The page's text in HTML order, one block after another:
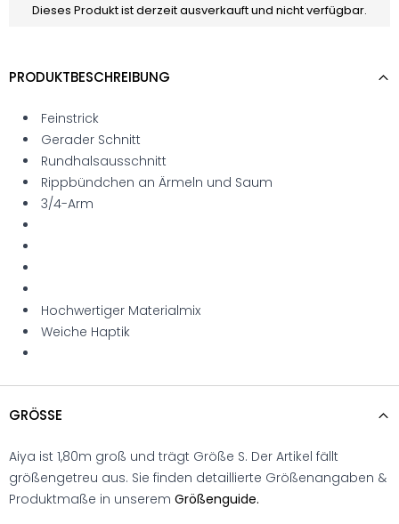
Dieses Produkt ist derzeit ausverkauft und nicht verfügbar.
PRODUKTBESCHREIBUNG
Feinstrick
Gerader Schnitt
Rundhalsausschnitt
Rippbündchen an Ärmeln und Saum
3/4-Arm
Hochwertiger Materialmix
Weiche Haptik
GRÖSSE
Aiya ist 1,80m groß und trägt Größe S. Der Artikel fällt
größengetreu aus. Sie finden detaillierte Größenangaben &
Produktmaße in unserem Größenguide.